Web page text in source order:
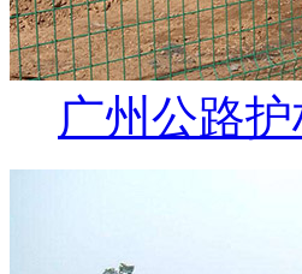
广州公路护